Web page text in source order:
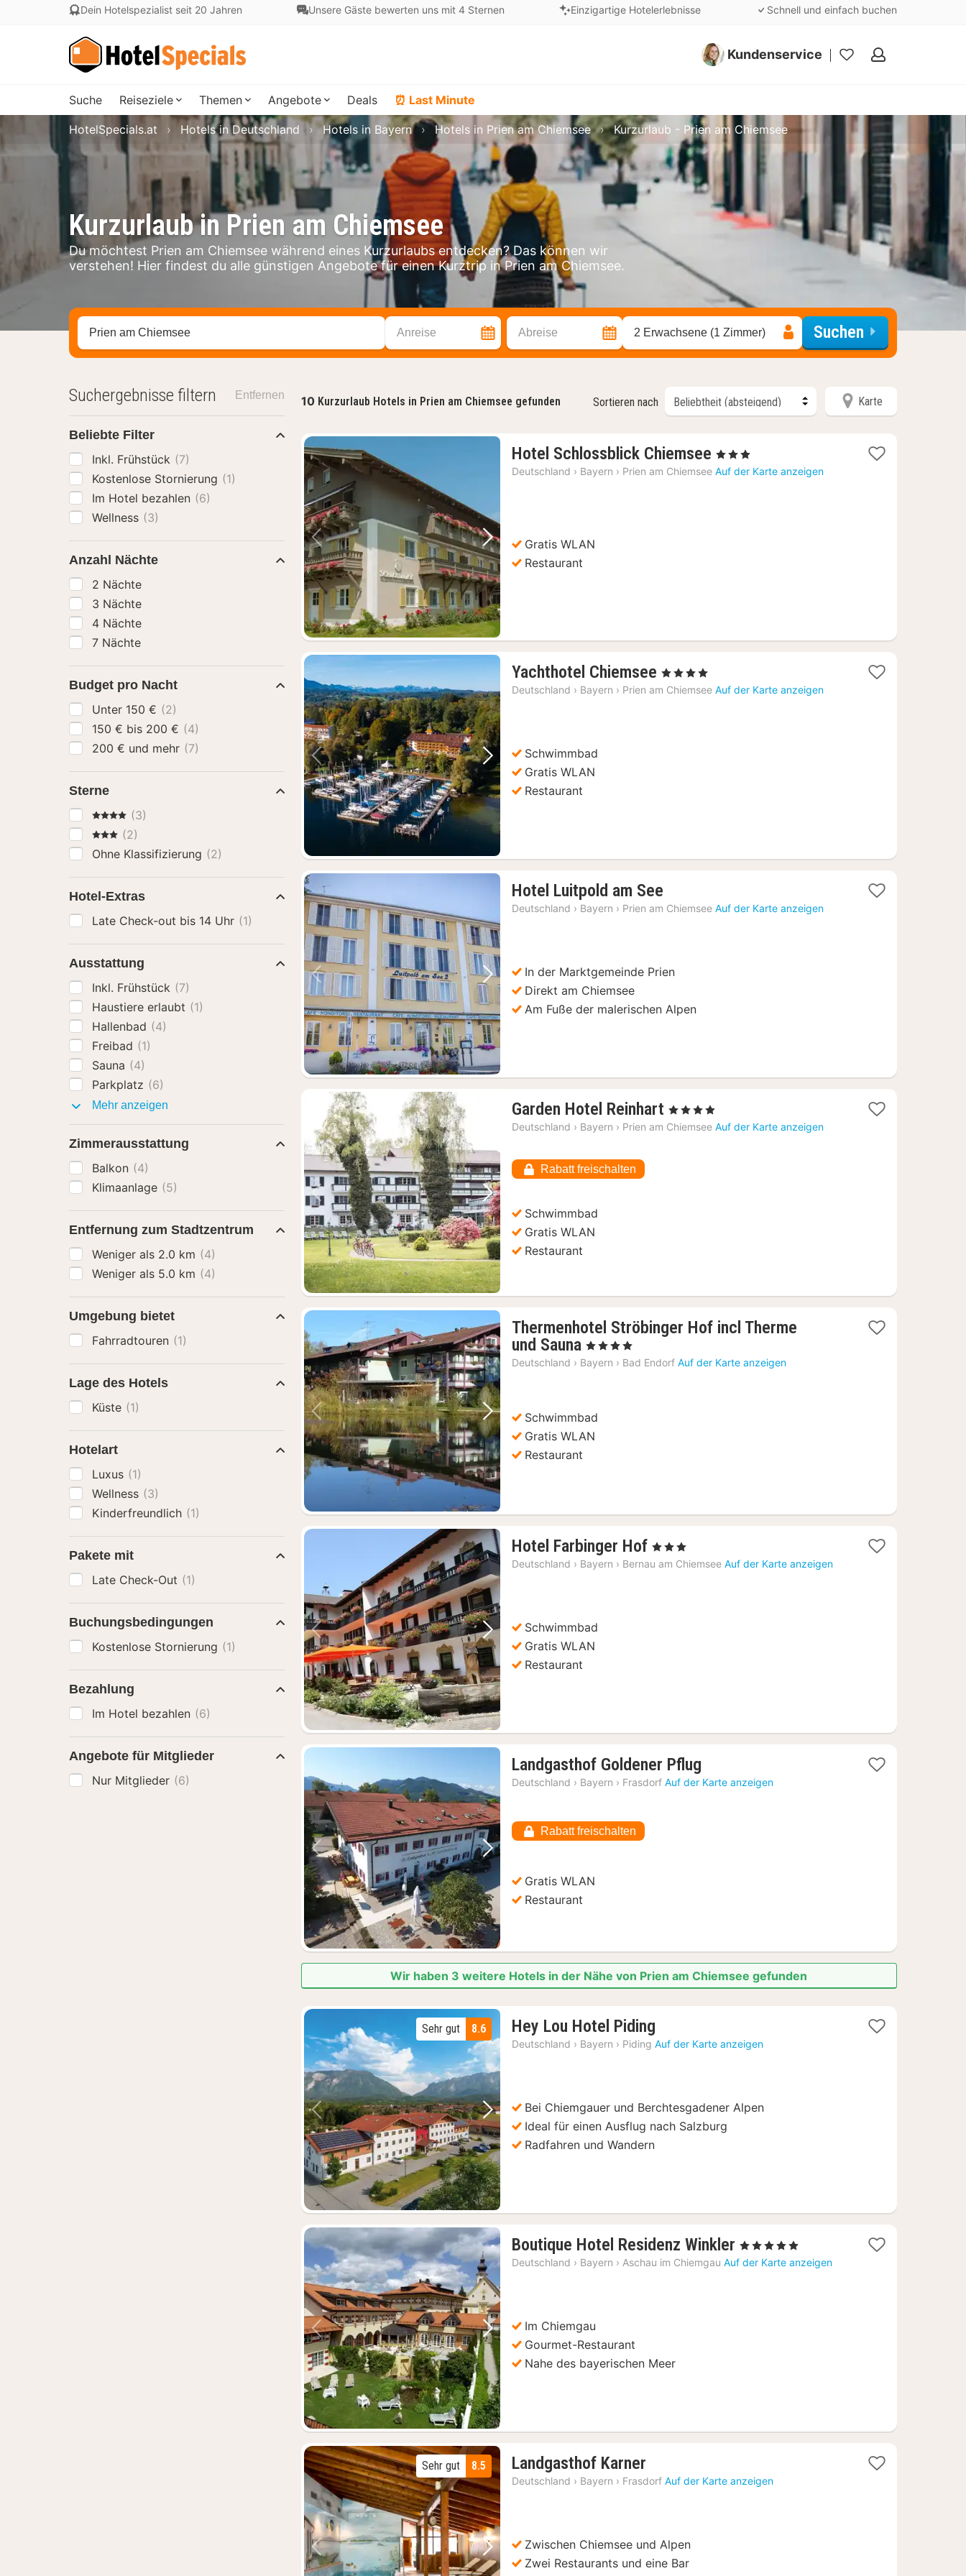
Dein Hotelspezialist seit 20 Jahren Unsere Gäste bewerten uns mit 4 Sternen Einzigartige Hotelerlebnisse Schnell und einfach buchen
Kundenservice
Meine
Suche Reiseziele Themen Angebote Deals ⏰ Last Minute
Kurzurlaub in Prien am Chiemsee
Du möchtest Prien am Chiemsee während eines Kurzurlaubs entdecken? Das können wir
verstehen! Hier findest du alle günstigen Angebote für einen Kurztrip in Prien am Chiemsee.
HotelSpecials.at Hotels in Deutschland Hotels in Bayern Hotels in Prien am Chiemsee Kurzurlaub - Prien am Chiemsee
Stadt, Region oder Hotel suchen Anreise Abreise 2 Erwachsene (1 Zimmer) Suchen
10 Kurzurlaub Hotels in Prien am Chiemsee gefunden Sortieren nach Karte
Vorheriges Bild Nächstes Bild
Hotel Schlossblick Chiemsee 1
Nacht
, 3 Sterne
Deutschland › Bayern › Prien am Chiemsee Auf der Karte anzeigen
Gratis WLAN
Restaurant
Vorheriges Bild Nächstes Bild
Yachthotel Chiemsee 1
Nacht
, 4 Sterne
Deutschland › Bayern › Prien am Chiemsee Auf der Karte anzeigen
Schwimmbad
Gratis WLAN
Restaurant
Vorheriges Bild Nächstes Bild
Hotel Luitpold am See
Nächte
Deutschland › Bayern › Prien am Chiemsee Auf der Karte anzeigen
In der Marktgemeinde Prien
Direkt am Chiemsee
Am Fuße der malerischen Alpen
Vorheriges Bild Nächstes Bild
Garden Hotel Reinhart 1
Nacht
, 4 Sterne
Deutschland › Bayern › Prien am Chiemsee Auf der Karte anzeigen
Rabatt freischalten
Schwimmbad
Gratis WLAN
Restaurant
Vorheriges Bild Nächstes Bild
Thermenhotel Ströbinger Hof incl Therme
und Sauna 1
Nacht
€
, 4 Sterne
Deutschland › Bayern › Bad Endorf Auf der Karte anzeigen
Schwimmbad
Gratis WLAN
Restaurant
Vorheriges Bild Nächstes Bild
Hotel Farbinger Hof 1
Nacht
, 3 Sterne
Deutschland › Bayern › Bernau am Chiemsee Auf der Karte anzeigen
Schwimmbad
Gratis WLAN
Restaurant
Vorheriges Bild Nächstes Bild
Landgasthof Goldener Pflug
Nacht
Deutschland › Bayern › Frasdorf Auf der Karte anzeigen
Rabatt freischalten
Gratis WLAN
Restaurant
Wir haben 3 weitere Hotels in der Nähe von Prien am Chiemsee gefunden
Vorheriges Bild Nächstes Bild
8.6
Sehr gut Hey Lou Hotel Piding
Nächte
Deutschland › Bayern › Piding Auf der Karte anzeigen
Bei Chiemgauer und Berchtesgadener Alpen
Ideal für einen Ausflug nach Salzburg
Radfahren und Wandern
Vorheriges Bild Nächstes Bild
Boutique Hotel Residenz Winkler 1
Nacht
, 5 Sterne
Deutschland › Bayern › Aschau im Chiemgau Auf der Karte anzeigen
Im Chiemgau
Gourmet-Restaurant
Nahe des bayerischen Meer
Vorheriges Bild Nächstes Bild
8.5
Sehr gut Landgasthof Karner
Nacht
Deutschland › Bayern › Frasdorf Auf der Karte anzeigen
Zwischen Chiemsee und Alpen
Zwei Restaurants und eine Bar
Suchergebnisse filtern Entfernen
Beliebte Filter
Inkl. Frühstück (7)
Kostenlose Stornierung (1)
Im Hotel bezahlen (6)
Wellness (3)
Anzahl Nächte
2 Nächte
3 Nächte
4 Nächte
7 Nächte
Budget pro Nacht
Unter 150 € (2)
150 € bis 200 € (4)
200 € und mehr (7)
Sterne
4 Sterne(3)
3 Sterne
(2)
Ohne Klassifizierung (2)
Hotel-Extras
Late Check-out bis 14 Uhr (1)
Ausstattung
Inkl. Frühstück (7)
Haustiere erlaubt (1)
Hallenbad (4)
Freibad (1)
Sauna (4)
Parkplatz (6)
Mehr anzeigen
Zimmerausstattung
Balkon (4)
Klimaanlage (5)
Entfernung zum Stadtzentrum
Weniger als 2.0 km (4)
Weniger als 5.0 km (4)
Umgebung bietet
Fahrradtouren (1)
Lage des Hotels
Küste (1)
Hotelart
Luxus (1)
Wellness (3)
Kinderfreundlich (1)
Pakete mit
Late Check-Out (1)
Buchungsbedingungen
Kostenlose Stornierung (1)
Bezahlung
Im Hotel bezahlen (6)
Angebote für Mitglieder
Nur Mitglieder (6)